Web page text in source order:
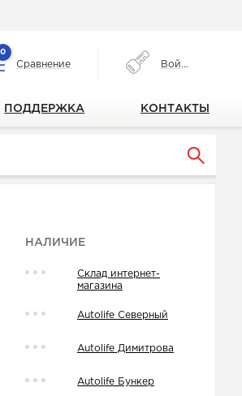
0
Сравнение Войти
ПОДДЕРЖКА КОНТАКТЫ
НАЛИЧИЕ
Склад интернет-
магазина
Autolife Северный
Autolife Димитрова
Autolife Бункер